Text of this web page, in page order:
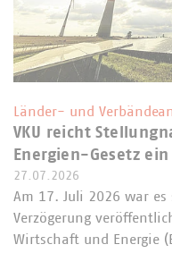
Länder- und
VKU reicht
Energien-Gesetz ein
27.07.2026
Am 17. Juli 2026 war
Verzögerung
Wirtschaft und Energie